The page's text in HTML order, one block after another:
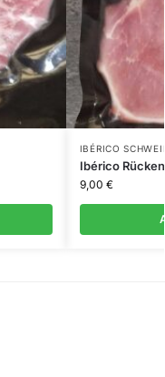
IBÉRICO
Ibérico
9,00 €